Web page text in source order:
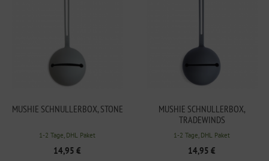
MUSHIE SCHNULLERBOX, STONE
1-2 Tage, DHL Paket
14,95 €
MUSHIE SCHNULLERBOX,
TRADEWINDS
1-2 Tage, DHL Paket
14,95 €